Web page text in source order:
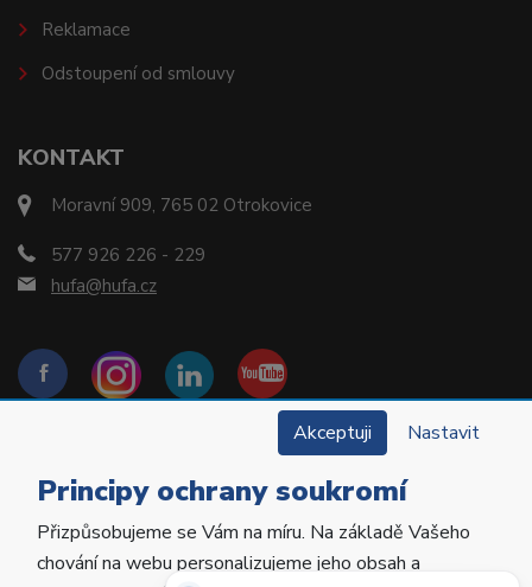
KONTAKT
Moravní 909, 765 02 Otrokovice
577 926 226 - 229
hufa@hufa.cz
Reklamace
Odstoupení od smlouvy
Copyright © 2022 Hu-Fa Dental a.s. Všechna práva
vyhrazena.
Akceptuji Nastavit
Principy ochrany soukromí
Přizpůsobujeme se Vám na míru. Na základě Vašeho
chování na webu personalizujeme jeho obsah a
Potřebujete poradit?Zeptejte se našeho